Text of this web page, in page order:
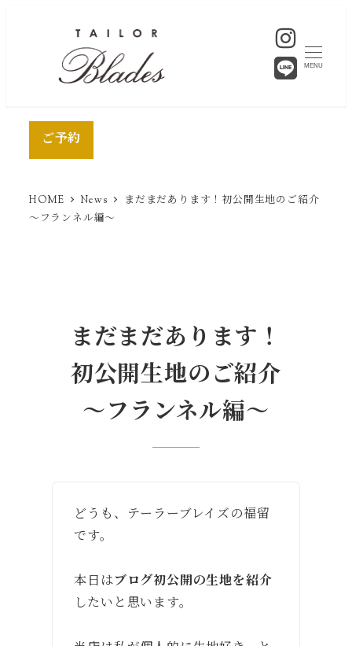
MENU
ご予約
HOME News
まだまだあります！初公開生地のご紹介
〜フランネル編〜
まだまだあります！
初公開生地のご紹介
〜フランネル編〜
どうも、テーラーブレイズの福留
です。
本日はブログ初公開の生地を紹介
したいと思います。